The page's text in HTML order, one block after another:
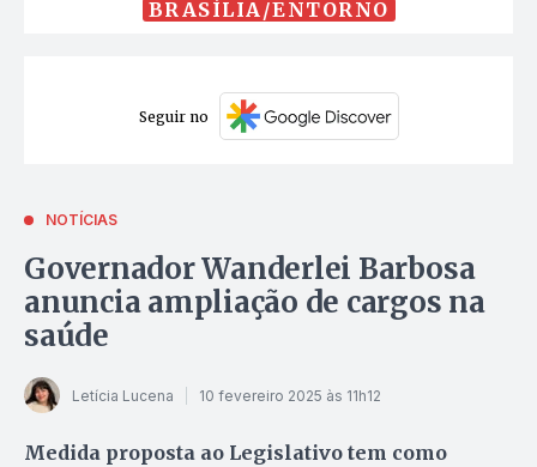
BRASÍLIA/ENTORNO
Seguir no
NOTÍCIAS
Governador Wanderlei Barbosa
anuncia ampliação de cargos na
saúde
Letícia Lucena 10 fevereiro 2025 às 11h12
Medida proposta ao Legislativo tem como